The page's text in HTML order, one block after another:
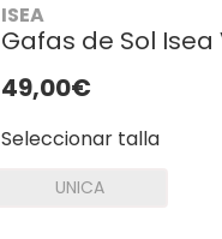
ISEA
Gafas de Sol Isea
49,00€
Seleccionar talla
UNICA